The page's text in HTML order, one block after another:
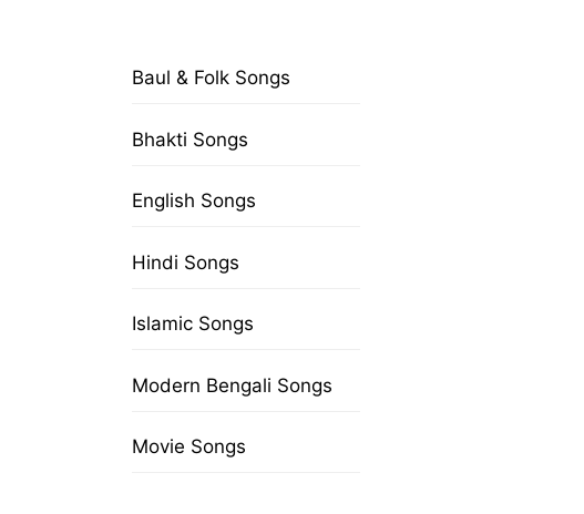
Baul & Folk Songs
Bhakti Songs
English Songs
Hindi Songs
Islamic Songs
Modern Bengali Songs
Movie Songs